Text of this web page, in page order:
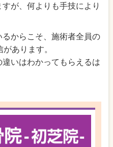
が、何よりも手技により
からこそ、施術者全員の
あります。
いはわかってもらえるは